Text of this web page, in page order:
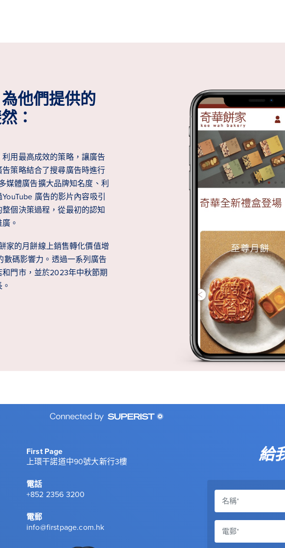
他們提供的
：
用最高成效的策略，讓廣告
策略結合了搜尋廣告時進行
媒體廣告擴大品牌知名度、利
廣告的影片內容吸引
個決策過程，從最初的認知
。
家的月餅線上銷售轉化價值增
碼影響力。透過一系列廣告
門市，並於2023年中秋節期
First Page
上環干諾道中90號大新行3樓
電話
+852 2356 3200
電郵
info@firstpage.com.hk
給